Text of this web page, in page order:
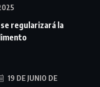
regularizará la
19 DE JUNIO DE